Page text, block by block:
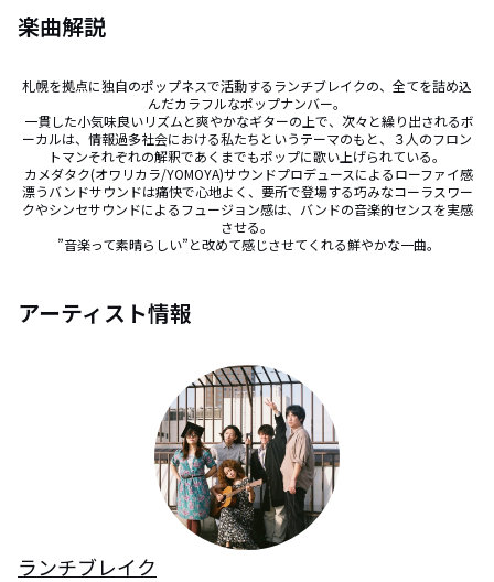
楽曲解説
札幌を拠点に独自のポップネスで活動するランチブレイクの、全てを詰め込
んだカラフルなポップナンバー。
ーカルは、情報過多社会における私たちというテーマのもと、３人のフロン
トマンそれぞれの解釈であくまでもポップに歌い上げられている。
漂うバンドサウンドは痛快で心地よく、要所で登場する巧みなコーラスワー
クやシンセサウンドによるフュージョン感は、バンドの音楽的センスを実感
させる。
”音楽って素晴らしい”と改めて感じさせてくれる鮮やかな一曲。
アーティスト情報
ランチブレイク